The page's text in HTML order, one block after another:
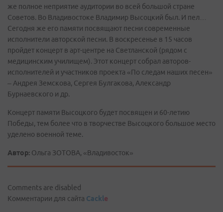
же полное неприятие аудитории во всей большой стране
Советов. Во Владивостоке Владимир Высоцкий был. И пел…
Сегодня же его памяти посвящают песни современные
исполнители авторской песни. В воскресенье в 15 часов
пройдет концерт в арт-центре на Светланской (рядом с
медицинским училищем). Этот концерт собрал авторов-
исполнителей и участников проекта «По следам наших песен»
– Андрея Земскова, Сергея Булгакова, Александр
Бурнаевского и др.
Концерт памяти Высоцкого будет посвящен и 60-летию
Победы, тем более что в творчестве Высоцкого большое место
уделено военной теме.
Автор: Ольга ЗОТОВА, «Владивосток»
Comments are disabled
Комментарии для сайта Cackle